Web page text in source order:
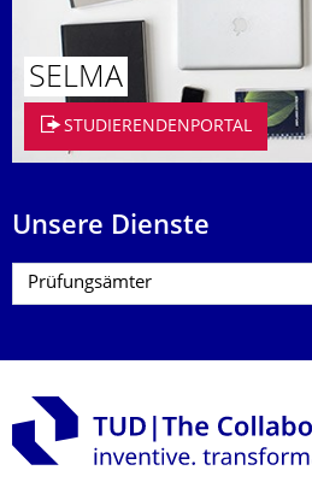
SELMA
STUDIERENDENPORTAL
Unsere Dienste